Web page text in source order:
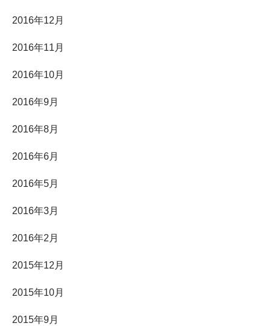
2016年12月
2016年11月
2016年10月
2016年9月
2016年8月
2016年6月
2016年5月
2016年3月
2016年2月
2015年12月
2015年10月
2015年9月